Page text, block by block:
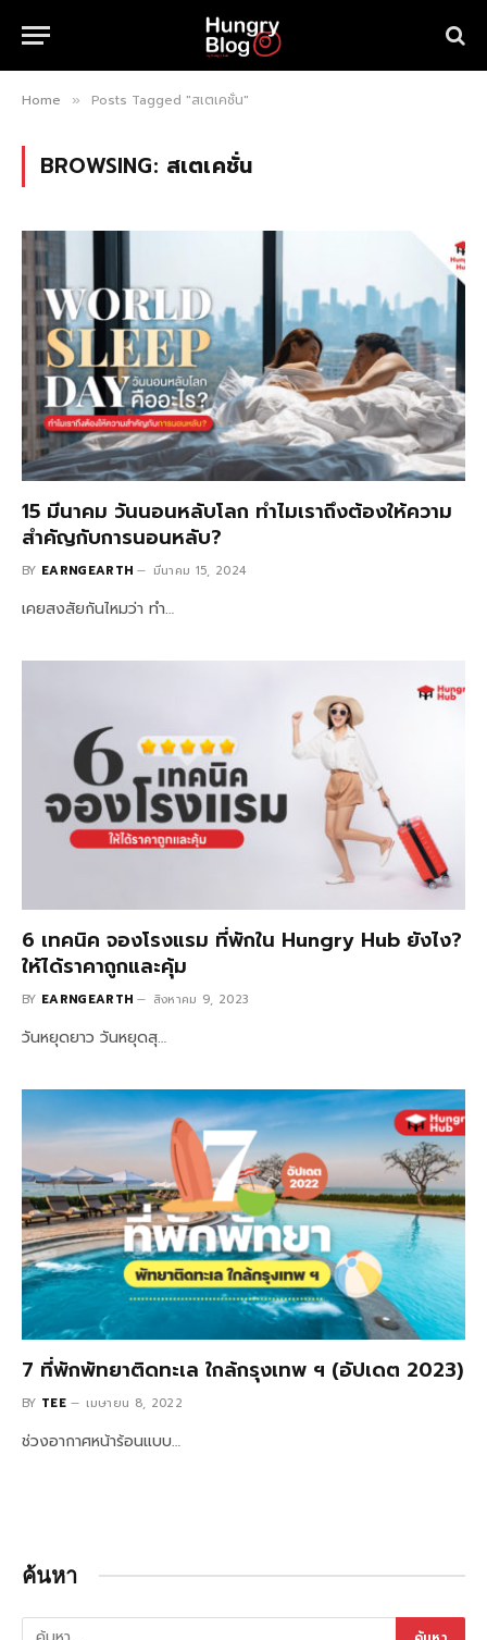
Home » Posts Tagged "สเตเคชั่น"
BROWSING: สเตเคชั่น
15 มีนาคม วันนอนหลับโลก ทำไมเราถึงต้องให้ความ
สำคัญกับการนอนหลับ?
BY EARNGEARTH มีนาคม 15, 2024
เคยสงสัยกันไหมว่า ทำ…
6 เทคนิค จองโรงแรม ที่พักใน Hungry Hub ยังไง?
ให้ได้ราคาถูกและคุ้ม
BY EARNGEARTH สิงหาคม 9, 2023
วันหยุดยาว วันหยุดสุ…
7 ที่พักพัทยาติดทะเล ใกล้กรุงเทพ ฯ (อัปเดต 2023)
BY TEE เมษายน 8, 2022
ช่วงอากาศหน้าร้อนแบบ…
ค้นหา